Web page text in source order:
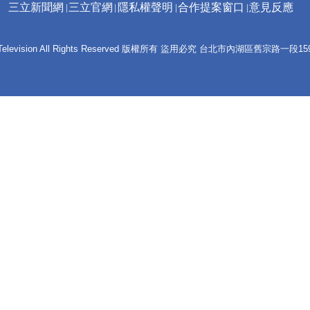
三立新聞網 三立官網 隱私權聲明 合作提案窗口 意見反應
All Rights Reserved 版權所有 盜用必究 台北市內湖區舊宗路一段